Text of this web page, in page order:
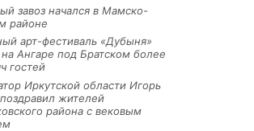
завоз начался в Мамско-
районе
арт-фестиваль «Дубыня»
Ангаре под Братском более
гостей
Иркутской области Игорь
жителей
района с вековым